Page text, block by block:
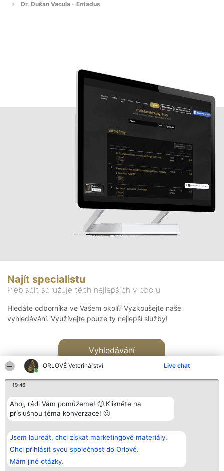
ORLOVÉ Veterinářství Live chat
19:46
Ahoj, rádi Vám pomůžeme! 🙂 Klikněte na
příslušnou téma konverzace! 🙂
Jsem laureát, chci získat marketingové materiály.
Chci přihlásit svou společnost do Orlové.
Mám jiné otázky.
Dr. Dušan Vacula - Entadus
Najít specialistu
Plebiscit sdružuje těch nejlepších v oboru
Hledáte odborníka ve Vašem okolí? Vyzkoušejte naše
vyhledávání. Využívejte pouze ty nejlepší služby!
Vyhledávání
Bright Side Solutions sp. z o.
o. sp. k.
ul. Ruska 22
Wrocław 50-079
KRS 0000749100 | Regon
381313360 | NIP 8943132676
Vítězové
Seznam všech
laureátů
Zásady
Zásady
Kontakt